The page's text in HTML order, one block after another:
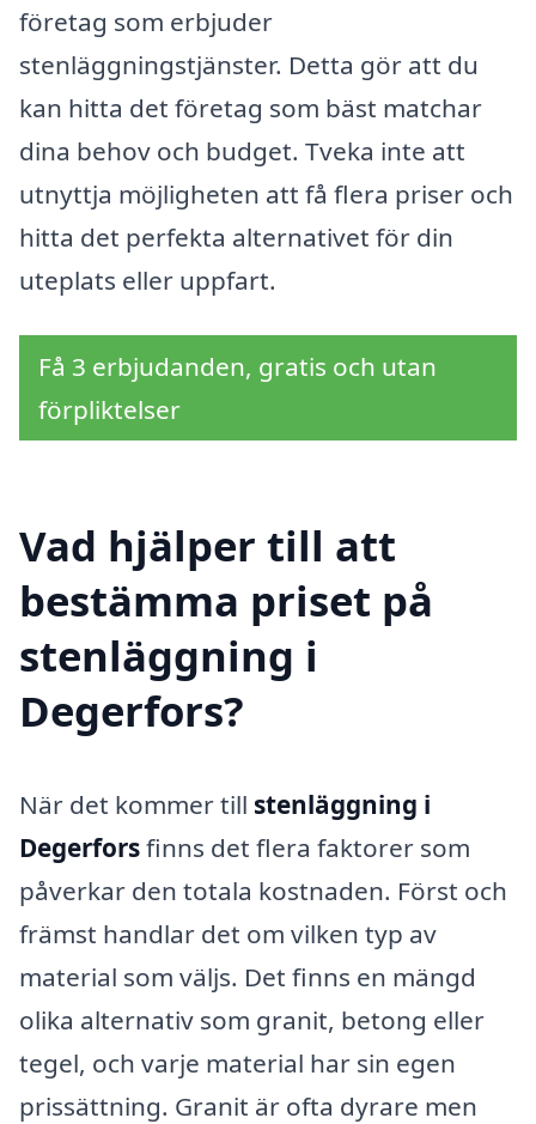
företag som erbjuder
stenläggningstjänster. Detta gör att du
kan hitta det företag som bäst matchar
dina behov och budget. Tveka inte att
utnyttja möjligheten att få flera priser och
hitta det perfekta alternativet för din
uteplats eller uppfart.
Få 3 erbjudanden, gratis och utan
förpliktelser
Vad hjälper till att
bestämma priset på
stenläggning i
Degerfors?
När det kommer till stenläggning i
Degerforsfinns det flera faktorer som
påverkar den totala kostnaden. Först och
främst handlar det om vilken typ av
material som väljs. Det finns en mängd
olika alternativ som granit, betong eller
tegel, och varje material har sin egen
prissättning. Granit är ofta dyrare men